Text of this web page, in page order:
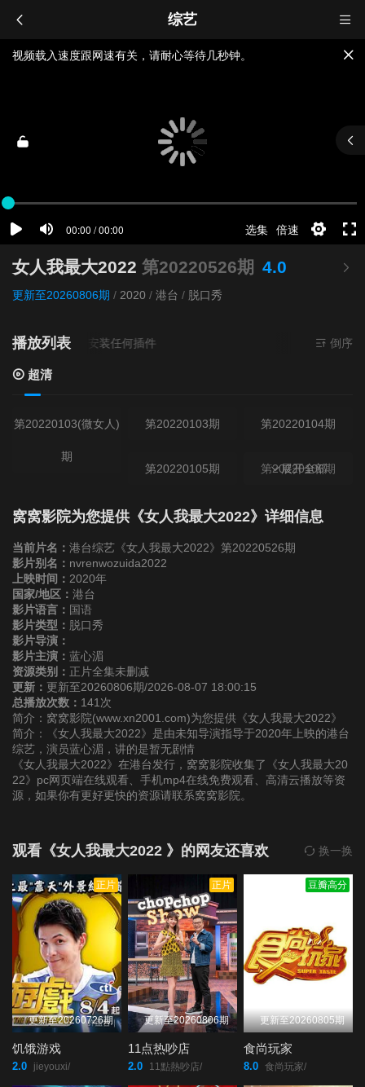
综艺
视频载入速度跟网速有关，请耐心等待几秒钟。
如果无法播放请重新刷新页面，或者切换线路。
女人我最大2022 第20220526期 4.0
更新至20260806期 / 2020 / 港台 / 脱口秀
播放列表
源超清- 无需安装任何插件 倒序
超清
第20220103(微女人)
期
第20220103期 第20220104期
第20220105期 第20220106期
第20220107期 第20220110(微女人)
期
第20220110期
第20220112期
第20220117期
第20220120期 第20220121期 第20220124(微女人)
期
第20220124期 第20220125期 第20220126期
第20220207期 第20220208期 第20220209期
第20220210期 第20220211期 第20220214期
第20220215期 第20220216期 第20220217期
第20220218期 第20220220期 第20220221(微女人)
期
展开全部
窝窝影院为您提供《女人我最大2022》详细信息
当前片名： 港台综艺《女人我最大2022》第20220526期
影片别名： nvrenwozuida2022
上映时间： 2020年
国家/地区： 港台
影片语言： 国语
影片类型： 脱口秀
影片导演：
影片主演： 蓝心湄
资源类别： 正片全集未删减
更新： 更新至20260806期/2026-08-07 18:00:15
总播放次数： 141次
简介：窝窝影院(www.xn2001.com)为您提供《女人我最大2022》
简介：《女人我最大2022》是由未知导演指导于2020年上映的港台
综艺，演员蓝心湄，讲的是暂无剧情
《女人我最大2022》在港台发行，窝窝影院收集了《女人我最大20
22》pc网页端在线观看、手机mp4在线免费观看、高清云播放等资
源，如果你有更好更快的资源请联系窝窝影院。
观看《女人我最大2022 》的网友还喜欢 换一换
正片
更新至20260726期
饥饿游戏
2.0 jieyouxi/
正片
更新至20260806期
11点热吵店
2.0 11點熱吵店/
豆瓣高分
更新至20260805期
食尚玩家
8.0 食尚玩家/